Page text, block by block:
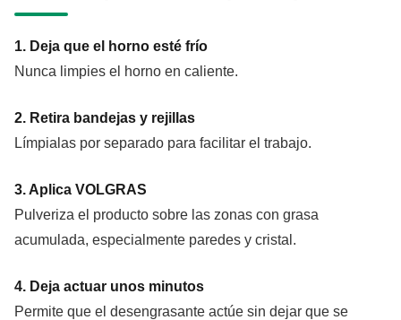
1. Deja que el horno esté frío
Nunca limpies el horno en caliente.
2. Retira bandejas y rejillas
Límpialas por separado para facilitar el trabajo.
3. Aplica VOLGRAS
Pulveriza el producto sobre las zonas con grasa
acumulada, especialmente paredes y cristal.
4. Deja actuar unos minutos
Permite que el desengrasante actúe sin dejar que se